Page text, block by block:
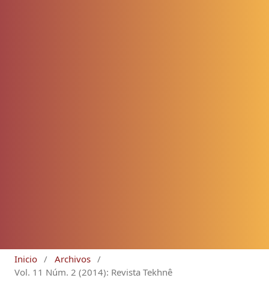
Inicio / Archivos /
Vol. 11 Núm. 2 (2014): Revista Tekhnê